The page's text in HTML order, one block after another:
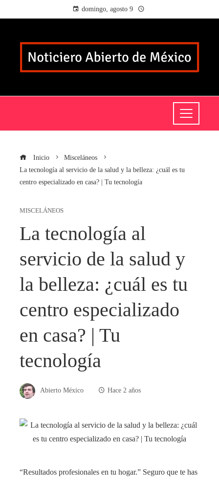
domingo, agosto 9
Inicio
Misceláneos
La tecnología al servicio de la salud y la belleza: ¿cuál es tu
centro especializado en casa? | Tu tecnología
MISCELÁNEOS
La tecnología al
servicio de la salud y
la belleza: ¿cuál es tu
centro especializado
en casa? | Tu
tecnología
Abierto México Hace 2 años
“Resultados profesionales en tu hogar.” Seguro que te has